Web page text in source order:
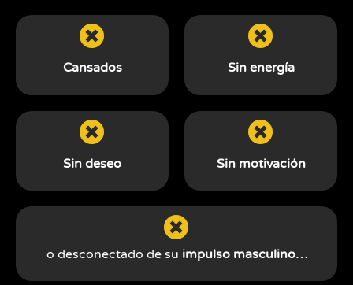
Cansados Sin energía
Sin deseo Sin motivación
o desconectado de su impulso masculino…